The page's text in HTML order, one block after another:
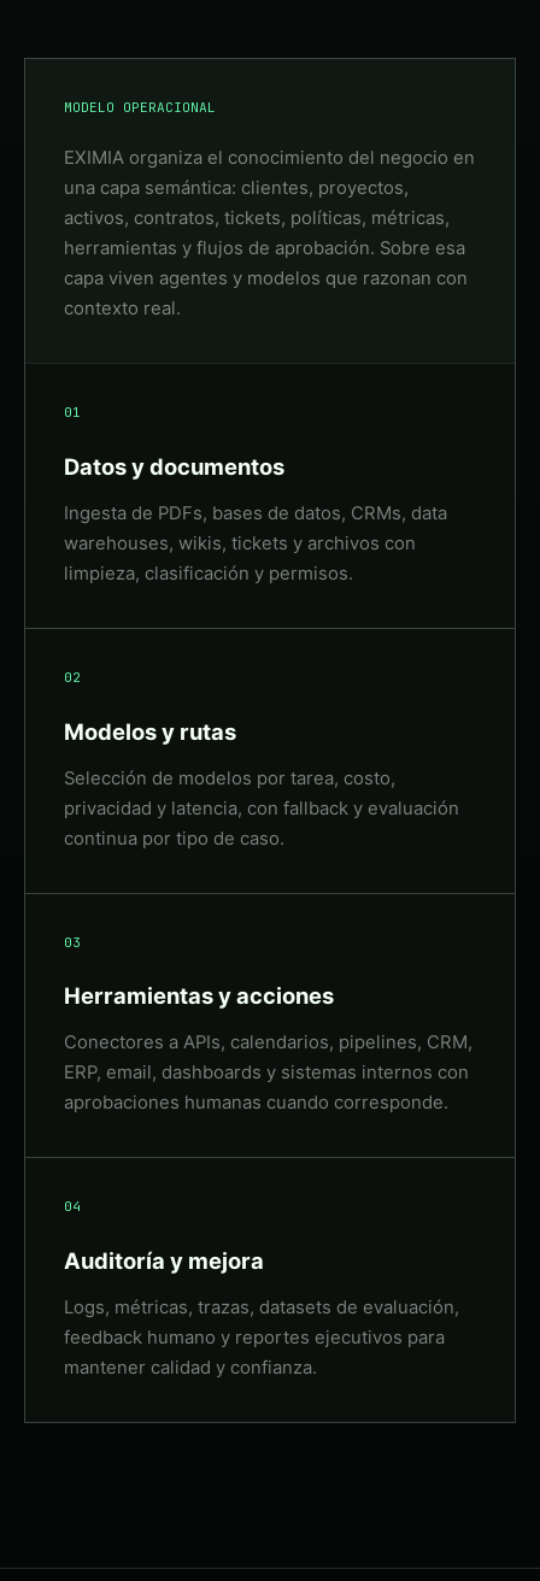
MODELO OPERACIONAL
EXIMIA organiza el conocimiento del negocio en
una capa semántica: clientes, proyectos,
activos, contratos, tickets, políticas, métricas,
herramientas y flujos de aprobación. Sobre esa
capa viven agentes y modelos que razonan con
contexto real.
01
Datos y documentos
Ingesta de PDFs, bases de datos, CRMs, data
warehouses, wikis, tickets y archivos con
limpieza, clasificación y permisos.
02
Modelos y rutas
Selección de modelos por tarea, costo,
privacidad y latencia, con fallback y evaluación
continua por tipo de caso.
03
Herramientas y acciones
Conectores a APIs, calendarios, pipelines, CRM,
ERP, email, dashboards y sistemas internos con
aprobaciones humanas cuando corresponde.
04
Auditoría y mejora
Logs, métricas, trazas, datasets de evaluación,
feedback humano y reportes ejecutivos para
mantener calidad y confianza.